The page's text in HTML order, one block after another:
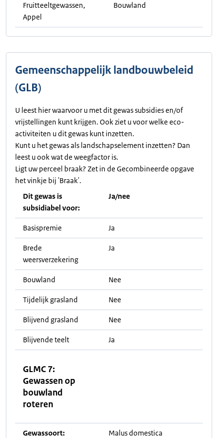
Fruitteeltgewassen,
Appel
Bouwland
Gemeenschappelijk landbouwbeleid
(GLB)
U leest hier waarvoor u met dit gewas subsidies en/of
vrijstellingen kunt krijgen. Ook ziet u voor welke eco-
activiteiten u dit gewas kunt inzetten.
Kunt u het gewas als landschapselement inzetten? Dan
leest u ook wat de weegfactor is.
Ligt uw perceel braak? Zet in de Gecombineerde opgave
het vinkje bij 'Braak'.
Dit gewas is
subsidiabel voor:
Ja/nee
Basispremie Ja
Brede
weersverzekering
Ja
Bouwland Nee
Tijdelijk grasland Nee
Blijvend grasland Nee
Blijvende teelt Ja
GLMC 7:
Gewassen op
bouwland
roteren
Gewassoort: Malus domestica